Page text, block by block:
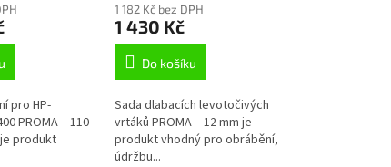
pro HP-
PROMA – 110
produkt
1 182 Kč bez DPH
1 430 Kč
Do košíku
Sada dlabacích levotočivých
vrtáků PROMA – 12 mm je
produkt vhodný pro obrábění,
údržbu...